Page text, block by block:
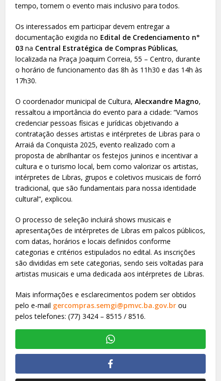
tempo, tornem o evento mais inclusivo para todos.
Os interessados em participar devem entregar a
documentação exigida no Edital de Credenciamento n°
03 na Central Estratégica de Compras Públicas,
localizada na Praça Joaquim Correia, 55 – Centro, durante
o horário de funcionamento das 8h às 11h30 e das 14h às
17h30.
O coordenador municipal de Cultura,Alecxandre Magno,
ressaltou a importância do evento para a cidade: “Vamos
credenciar pessoas físicas e jurídicas objetivando a
contratação desses artistas e intérpretes de Libras para o
Arraiá da Conquista 2025, evento realizado com a
proposta de abrilhantar os festejos juninos e incentivar a
cultura e o turismo local, bem como valorizar os artistas,
intérpretes de Libras, grupos e coletivos musicais de forró
tradicional, que são fundamentais para nossa identidade
cultural”, explicou.
O processo de seleção incluirá shows musicais e
apresentações de intérpretes de Libras em palcos públicos,
com datas, horários e locais definidos conforme
categorias e critérios estipulados no edital. As inscrições
são divididas em sete categorias, sendo seis voltadas para
artistas musicais e uma dedicada aos intérpretes de Libras.
Mais informações e esclarecimentos podem ser obtidos
pelo e-mail gercompras.semgi@pmvc.ba.gov.br ou
pelos telefones: (77) 3424 – 8515 / 8516.